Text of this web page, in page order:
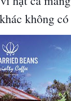
ác không có